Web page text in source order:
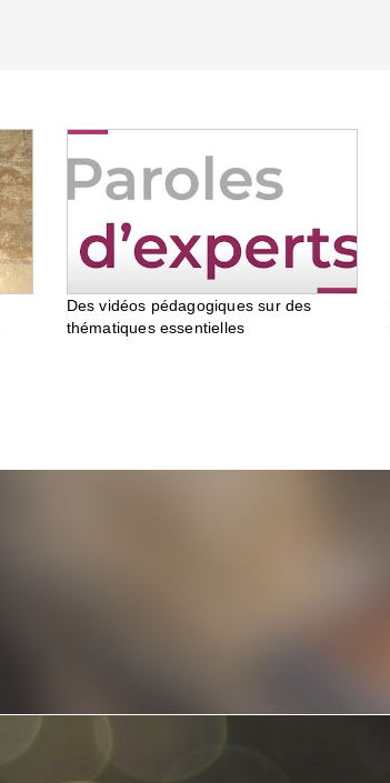
Des vidéos pédagogiques sur des
thématiques essentielles